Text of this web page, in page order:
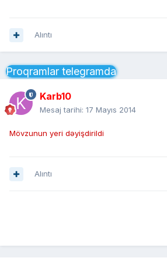
Alıntı
Proqramlar telegramda
Karb10
Mesaj tarihi: 17 Mayıs 2014
Mövzunun yeri dəyişdirildi
Alıntı